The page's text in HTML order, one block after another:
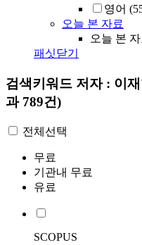
영어
오늘 본 자료
오늘 본
패싯닫기
검색키워드 저자 : 이
과 789건)
전체선택
무료
기관내 무료
유료
SCOPUS